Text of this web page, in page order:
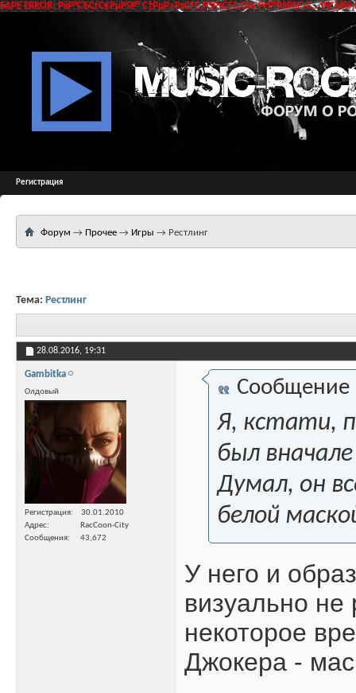
SAPE ERROR: РќР°СЂСѓС€РµРЅР° С†РµР»РѕСЃС‚РЅРѕСЃС‚СЊ РґР°РЅРЅС‹С…
Регистрация
Форум → Прочее → Игры → Рестлинг
Тема: Рестлинг
28.08.2016, 19:31
Gambitka
Олдовый
Регистрация
30.01.2010
Адрес
RacCoon-City
Сообщения
43,672
Сообщение
Я, кстати,
был
Думал, он
белой
У него и
визуально
некоторое
Джокера -